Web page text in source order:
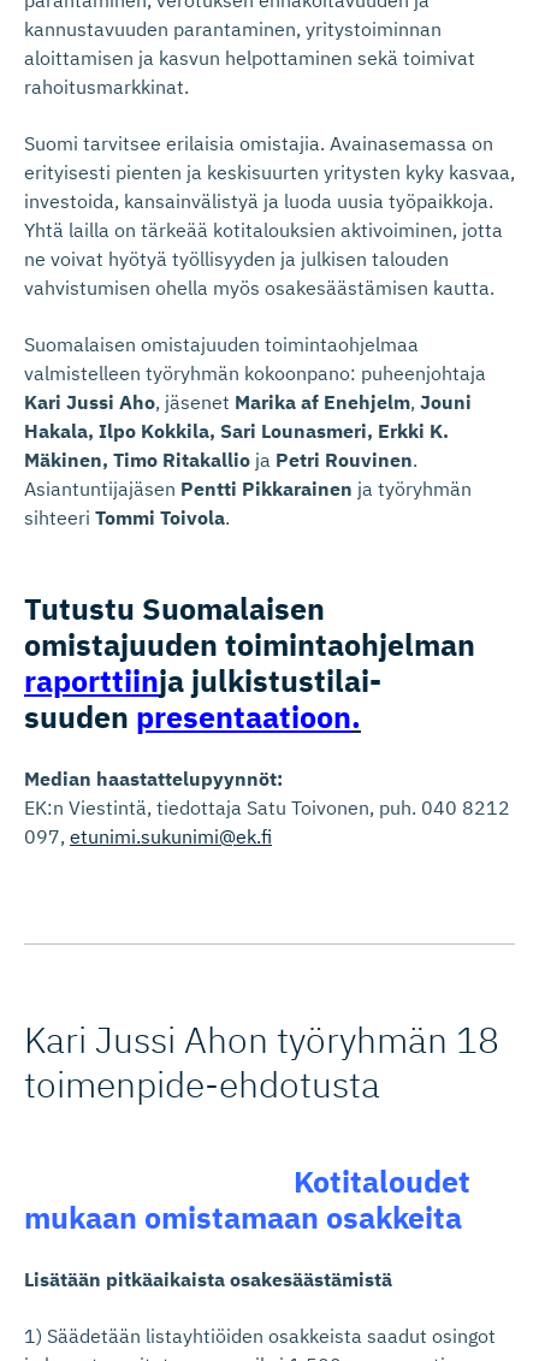
kannustavuuden parantaminen, yritystoiminnan
aloittamisen ja kasvun helpottaminen sekä toimivat
rahoitusmarkkinat.
Suomi tarvitsee erilaisia omistajia. Avainasemassa on
erityisesti pienten ja keskisuurten yritysten kyky kasvaa,
investoida, kansainvälistyä ja luoda uusia työpaikkoja.
Yhtä lailla on tärkeää kotitalouksien aktivoiminen, jotta
ne voivat hyötyä työllisyyden ja julkisen talouden
vahvistumisen ohella myös osakesäästämisen kautta.
Suomalaisen omistajuuden toimintaohjelmaa
valmistelleen työryhmän kokoonpano: puheenjohtaja
Kari Jussi Aho, jäsenet Marika af Enehjelm, Jouni
Hakala, Ilpo Kokkila, Sari Lounasmeri, Erkki K.
Mäkinen, Timo Ritakallio ja Petri Rouvinen.
Asiantuntijajäsen Pentti Pikkarainen ja työryhmän
sihteeri Tommi Toivola.
Tutustu Suomalaisen
omistajuuden toimintaoh­jelman
raporttiinja julkistus­ti­lai­
suuden presentaatioon.
Median haastattelupyynnöt:
EK:n Viestintä, tiedottaja Satu Toivonen, puh. 040 8212
097, etunimi.sukunimi@ek.fi
Kari Jussi Ahon työryhmän 18
toimenpide-eh­dotusta
Kotitaloudet
mukaan omistamaan osakkeita
Lisätään pitkäaikaista osakesäästämistä
1) Säädetään listayhtiöiden osakkeista saadut osingot